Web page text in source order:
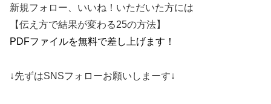
新規フォロー、いいね！いただいた方には
【伝え方で結果が変わる25の方法】
PDFファイルを無料で差し上げます！
↓先ずはSNSフォローお願いしまーす↓